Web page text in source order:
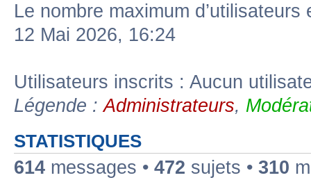
Le nombre maximum
12 Mai 2026, 16:24
Utilisateurs inscrits : Aucun
Légende :Administrateurs,
STATISTIQUES
614 messages • 472 sujets • 310